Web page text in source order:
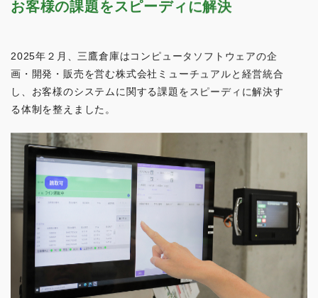
2025年２月、三鷹倉庫はコンピュータソフトウェアの企
画・開発・販売を営む株式会社ミューチュアルと経営統合
し、お客様のシステムに関する課題をスピーディに解決す
る体制を整えました。